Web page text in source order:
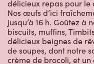
délicieux repas pour le
Nos œufs d’ici
jusqu’à 16 h. Goûtez à
biscuits, muffins,
délicieux beignes de
de soupes, dont notre
crème de brocoli, et